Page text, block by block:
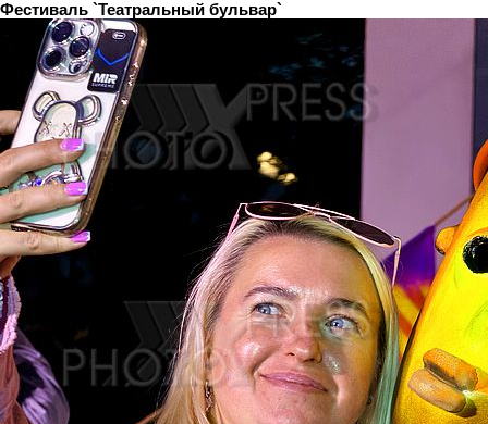
Фестиваль `Театральный бульвар`